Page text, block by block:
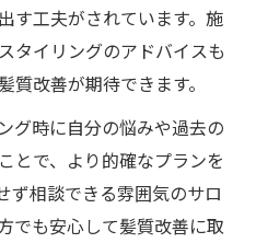
す工夫がされています。施
タイリングのアドバイスも
改善が期待できます。
グ時に自分の悩みや過去の
とで、より的確なプランを
ず相談できる雰囲気のサロ
でも安心して髪質改善に取